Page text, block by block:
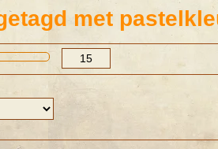
met